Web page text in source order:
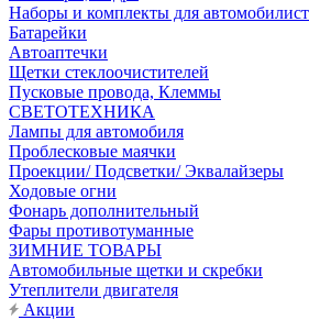
Наборы и комплекты для
Батарейки
Автоаптечки
Щетки стеклоочистителей
Пусковые провода, Клеммы
СВЕТОТЕХНИКА
Лампы для автомобиля
Проблесковые маячки
Проекции/ Подсветки/ Эквалайзеры
Ходовые огни
Фонарь дополнительный
Фары противотуманные
ЗИМНИЕ ТОВАРЫ
Автомобильные щетки и скребки
Утеплители двигателя
Акции